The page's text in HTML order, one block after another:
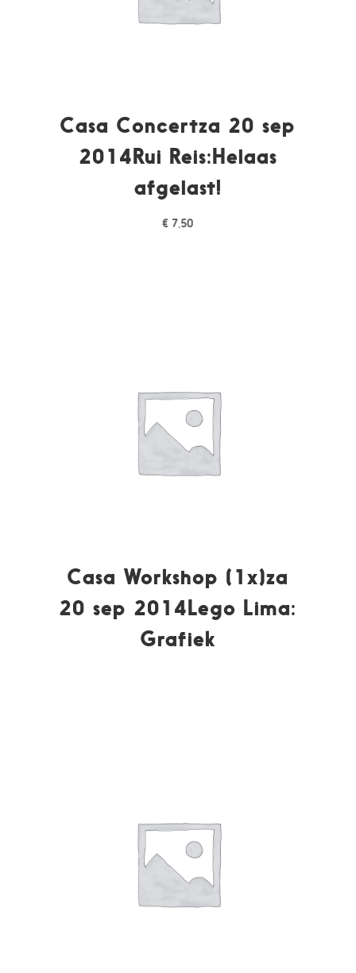
Casa Concertza 20 sep
2014Rui Reis:Helaas
afgelast!
€ 7,50
Casa Workshop (1x)za
20 sep 2014Lego Lima:
Grafiek